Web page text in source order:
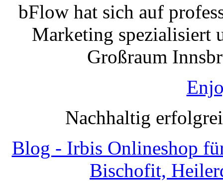
bFlow hat sich auf
Marketing spezialisiert
Großraum
Nachhaltig
Blog - Irbis Onlineshop
Bischofit,